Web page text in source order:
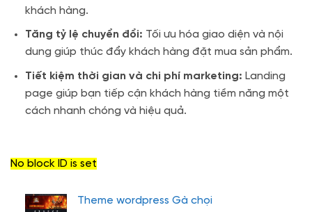
khách hàng.
Tăng tỷ lệ chuyển đổi: Tối ưu hóa giao diện và nội
dung giúp thúc đẩy khách hàng đặt mua sản phẩm.
Tiết kiệm thời gian và chi phí marketing: Landing
page giúp bạn tiếp cận khách hàng tiềm năng một
cách nhanh chóng và hiệu quả.
No block ID is set
Theme wordpress Gà chọi